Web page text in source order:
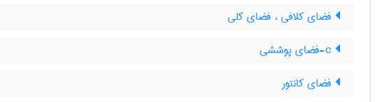
فضای کلافی ، فضای کلی
فضای کانتور